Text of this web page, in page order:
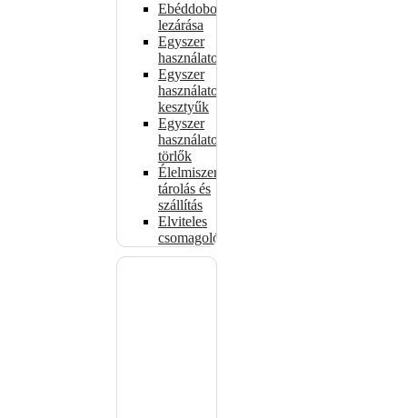
Ebéddobozok
lezárása
Egyszer
használatos
Egyszer
használatos
kesztyűk
Egyszer
használatos
törlők
Élelmiszer-
tárolás és
szállítás
Elviteles
csomagolóanyagok